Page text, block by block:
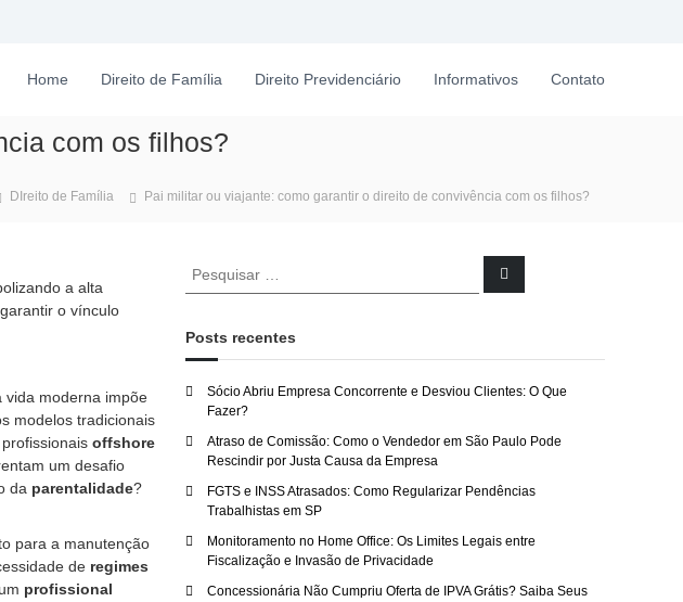
Home Direito de Família Direito Previdenciário Informativos Contato
com os filhos?
DIreito de Família Pai militar ou viajante: como garantir o direito de convivência com os filhos?
vida moderna impõe
modelos tradicionais
offshore
um desafio
da parentalidade?
para a manutenção
de regimes
profissional
q
u
s
r
o
:
P
s
r
Posts recentes
Sócio Abriu Empresa Concorrente e Desviou Clientes: O Que
Fazer?
Atraso de Comissão: Como o Vendedor em São Paulo Pode
Rescindir por Justa Causa da Empresa
FGTS e INSS Atrasados: Como Regularizar Pendências
Trabalhistas em SP
Monitoramento no Home Office: Os Limites Legais entre
Fiscalização e Invasão de Privacidade
Concessionária Não Cumpriu Oferta de IPVA Grátis? Saiba Seus